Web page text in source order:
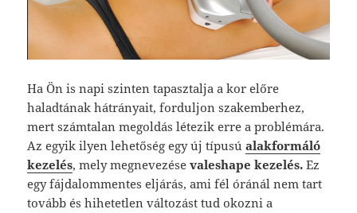
Ha Ön is napi szinten tapasztalja a kor előre
haladtának hátrányait, forduljon szakemberhez,
mert számtalan megoldás létezik erre a problémára.
Az egyik ilyen lehetőség egy új típusúalakformáló
kezelés, mely megnevezésevaleshape kezelés.Ez
egy fájdalommentes eljárás, ami fél óránál nem tart
tovább és hihetetlen változást tud okozni a